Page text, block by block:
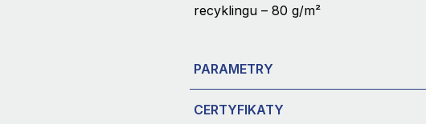
recyklingu – 80 g/m²
PARAMETRY
CERTYFIKATY